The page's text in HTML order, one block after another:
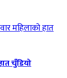
चुँडियो